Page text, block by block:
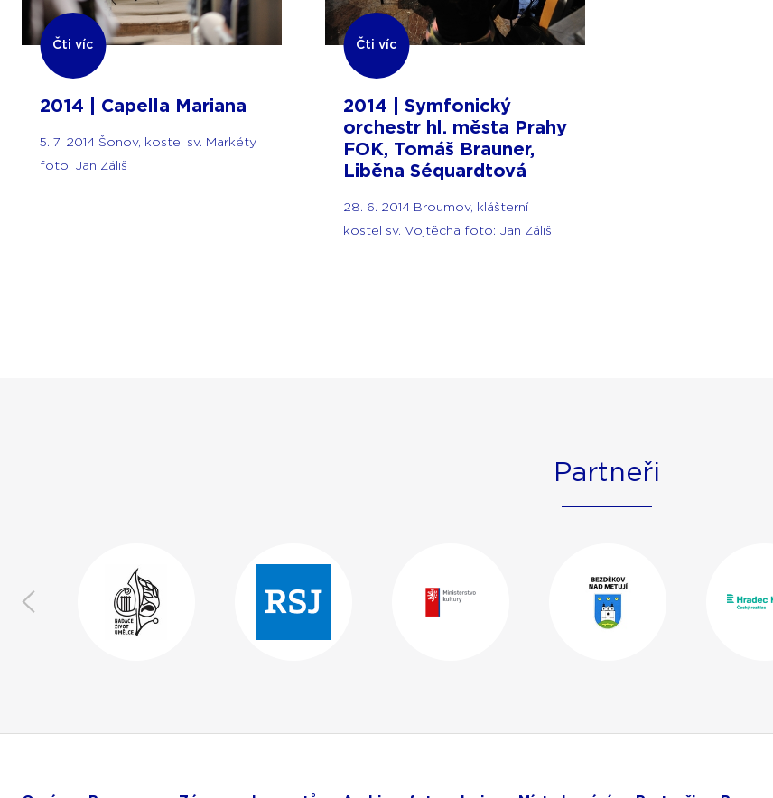
Čti víc
2014 | Capella Mariana
5. 7. 2014 Šonov, kostel sv. Markéty
foto: Jan Záliš
Čti víc
2014 | Symfonický
orchestr hl. města Prahy
FOK, Tomáš Brauner,
Liběna Séquardtová
28. 6. 2014 Broumov, klášterní
kostel sv. Vojtěcha foto: Jan Záliš
Partneři